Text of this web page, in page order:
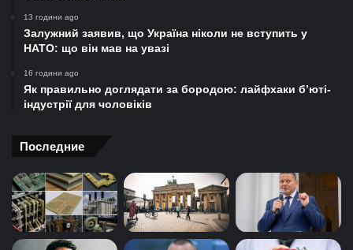
13 години ago
Залужний заявив, що Україна ніколи не вступить у
НАТО: що він мав на увазі
16 години ago
Як правильно доглядати за бородою: лайфхаки б’юті-
індустрії для чоловіків
Последние